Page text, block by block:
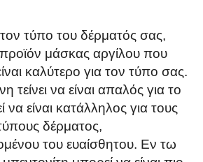
τύπο του δέρματός σας,
μάσκας αργίλου που
καλύτερο για τον τύπο σας.
τείνει να είναι απαλός για το
να είναι κατάλληλος για τους
δέρματος,
του ευαίσθητου. Εν τω